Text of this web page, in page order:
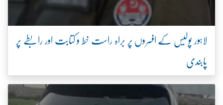
لاہور پولیس کے افسروں پر براہ راست خط و کتابت اور رابطے پر
پابندی